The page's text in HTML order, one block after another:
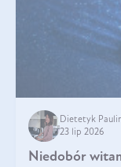
Dietetyk
23 lip 2026
Niedobór